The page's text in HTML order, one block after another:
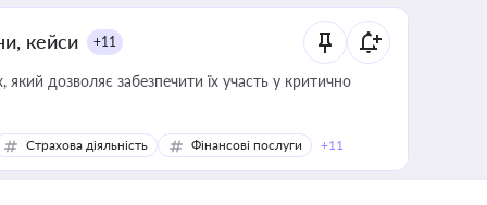
кейси +11
дозволяє забезпечити їх участь у критично
Страхова діяльність Фінансові послуги +11